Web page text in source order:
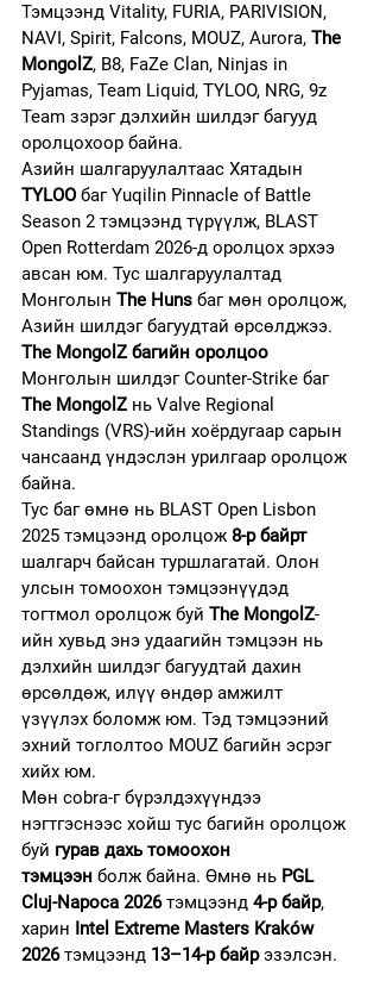
Тэмцээнд Vitality, FURIA, PARIVISION,
NAVI, Spirit, Falcons, MOUZ, Aurora, The
MongolZ, B8, FaZe Clan, Ninjas in
Pyjamas, Team Liquid, TYLOO, NRG, 9z
Team зэрэг дэлхийн шилдэг багууд
оролцохоор байна.
Азийн шалгаруулалтаас Хятадын
TYLOO баг Yuqilin Pinnacle of Battle
Season 2 тэмцээнд түрүүлж, BLAST
Open Rotterdam 2026-д оролцох эрхээ
авсан юм. Тус шалгаруулалтад
Монголын The Huns баг мөн оролцож,
Азийн шилдэг багуудтай өрсөлджээ.
The MongolZ багийн оролцоо
Монголын шилдэг Counter-Strike баг
The MongolZ нь Valve Regional
Standings (VRS)-ийн хоёрдугаар сарын
чансаанд үндэслэн урилгаар оролцож
байна.
Тус баг өмнө нь BLAST Open Lisbon
2025 тэмцээнд оролцож 8-р байрт
шалгарч байсан туршлагатай. Олон
улсын томоохон тэмцээнүүдэд
тогтмол оролцож буй The MongolZ-
ийн хувьд энэ удаагийн тэмцээн нь
дэлхийн шилдэг багуудтай дахин
өрсөлдөж, илүү өндөр амжилт
үзүүлэх боломж юм. Тэд тэмцээний
эхний тоглолтоо MOUZ багийн эсрэг
хийх юм.
Мөн cobra-г бүрэлдэхүүндээ
нэгтгэснээс хойш тус багийн оролцож
буй гурав дахь томоохон
тэмцээн болж байна. Өмнө нь PGL
Cluj-Napoca 2026 тэмцээнд 4-р байр,
харин Intel Extreme Masters Kraków
2026 тэмцээнд 13–14-р байр эзэлсэн.